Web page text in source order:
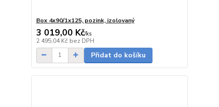
Box 4x90/1x125, pozink, izolovaný
3 019,00 Kč/ks
2 495,04 Kč bez DPH
Přidat do košíku